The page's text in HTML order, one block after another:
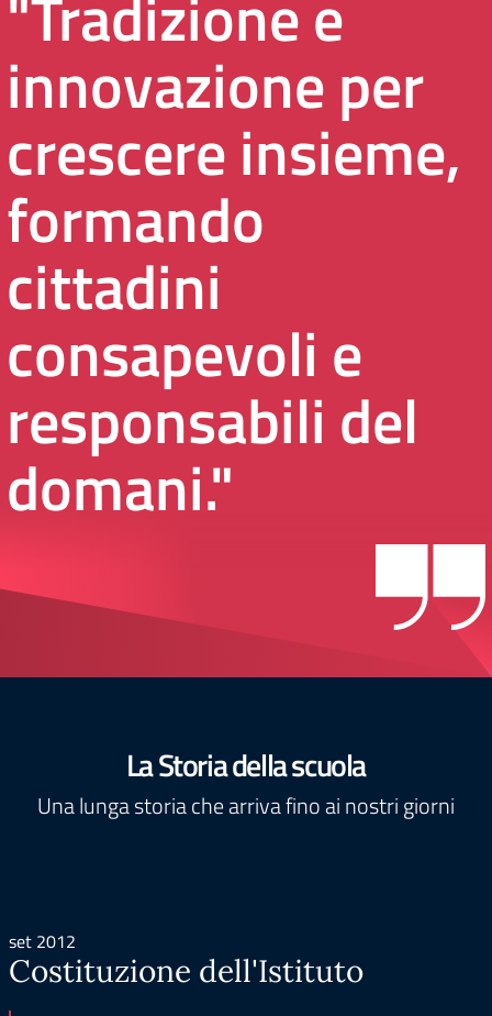
innovazione per
crescere insieme,
formando
cittadini
consapevoli e
responsabili del
domani."
La Storia della scuola
Una lunga storia che arriva fino ai nostri giorni
set 2012
Costituzione dell'Istituto